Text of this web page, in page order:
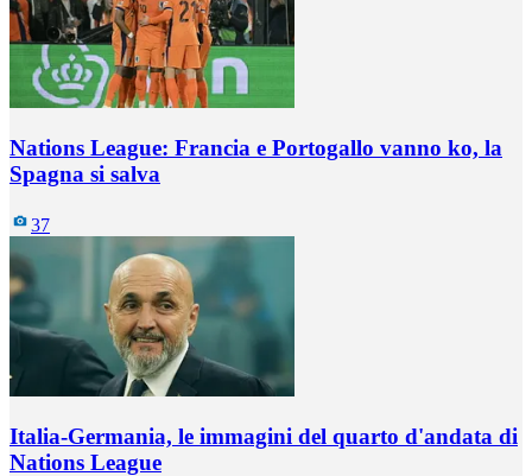
Nations League: Francia e Portogallo vanno ko, la
Spagna si salva
37
Italia-Germania, le immagini del quarto d'andata di
Nations League